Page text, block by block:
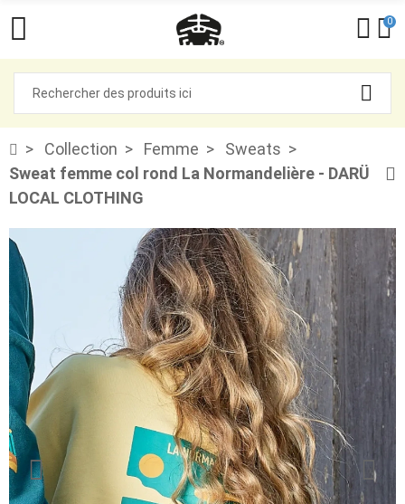
0
Collection Femme
Sweats
Sweat femme col rond La Normandelière - DARÜ
LOCAL CLOTHING